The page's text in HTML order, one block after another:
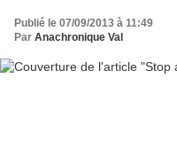
Publié le 07/09/2013 à 11:49
Par Anachronique Val